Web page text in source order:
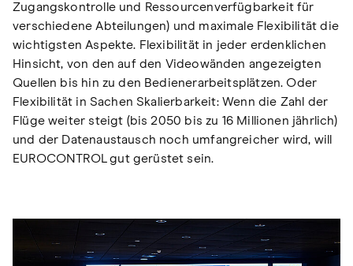
Zugangskontrolle und Ressourcenverfügbarkeit für
verschiedene Abteilungen) und maximale Flexibilität die
wichtigsten Aspekte. Flexibilität in jeder erdenklichen
Hinsicht, von den auf den Videowänden angezeigten
Quellen bis hin zu den Bedienerarbeitsplätzen. Oder
Flexibilität in Sachen Skalierbarkeit: Wenn die Zahl der
Flüge weiter steigt (bis 2050 bis zu 16 Millionen jährlich)
und der Datenaustausch noch umfangreicher wird, will
EUROCONTROL gut gerüstet sein.